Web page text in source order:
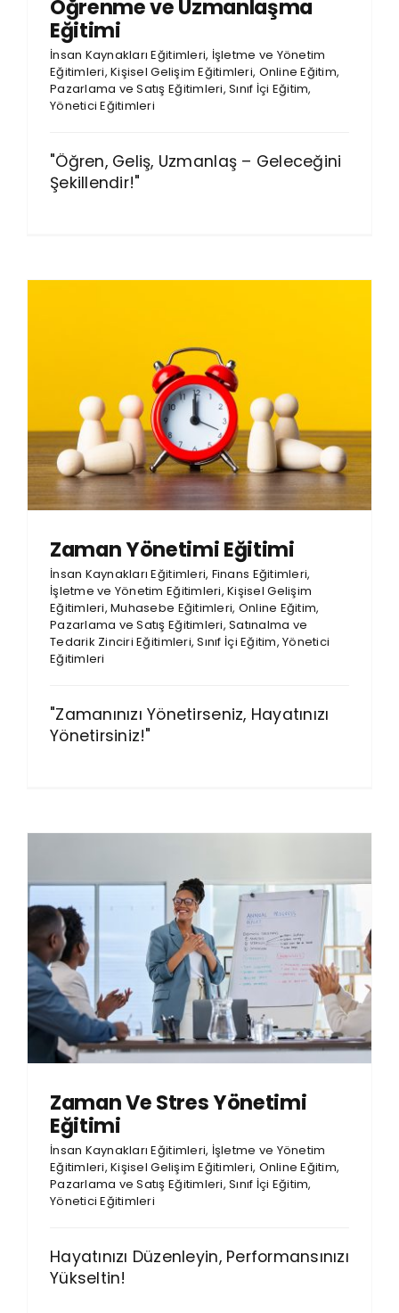
Öğrenme ve Uzmanlaşma
Eğitimi
İnsan Kaynakları Eğitimleri, İşletme ve Yönetim
Eğitimleri,Kişisel Gelişim Eğitimleri, Online Eğitim,
Pazarlama ve Satış Eğitimleri,Sınıf İçi Eğitim,
Yönetici Eğitimleri
"Öğren, Geliş, Uzmanlaş – Geleceğini
Şekillendir!"
Zaman Yönetimi Eğitimi
İnsan Kaynakları Eğitimleri, Finans Eğitimleri,
İşletme ve Yönetim Eğitimleri,Kişisel Gelişim
Eğitimleri,Muhasebe Eğitimleri, Online Eğitim,
Pazarlama ve Satış Eğitimleri,Satınalma ve
Tedarik Zinciri Eğitimleri,Sınıf İçi Eğitim,Yönetici
Eğitimleri
"Zamanınızı Yönetirseniz, Hayatınızı
Yönetirsiniz!"
Zaman Ve Stres Yönetimi
Eğitimi
İnsan Kaynakları Eğitimleri, İşletme ve Yönetim
Eğitimleri,Kişisel Gelişim Eğitimleri, Online Eğitim,
Pazarlama ve Satış Eğitimleri,Sınıf İçi Eğitim,
Yönetici Eğitimleri
Hayatınızı Düzenleyin, Performansınızı
Yükseltin!